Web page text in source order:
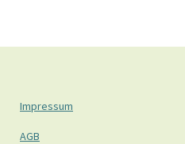
Impressum
AGB